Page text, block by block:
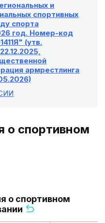
и
спортивных
спорта
год. Номер-код
(утв.
армрестлинга
о спортивном
о спортивном